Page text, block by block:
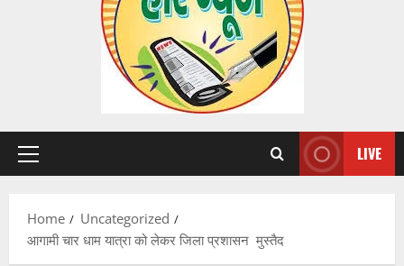
Primary
LIVE
Home
Uncategorized
आगामी चार धाम यात्रा को लेकर जिला प्रशासन मुस्तैद